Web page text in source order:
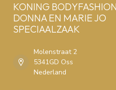
KONING
DONNA EN MARIE JO
SPECIAALZAAK
Molenstraat 2
5341GD Oss
Nederland